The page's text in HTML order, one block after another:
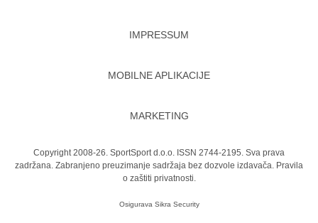
IMPRESSUM
MOBILNE APLIKACIJE
MARKETING
Copyright 2008-26. SportSport d.o.o. ISSN 2744-2195. Sva prava
zadržana. Zabranjeno preuzimanje sadržaja bez dozvole izdavača. Pravila
o zaštiti privatnosti.
Osigurava Sikra Security